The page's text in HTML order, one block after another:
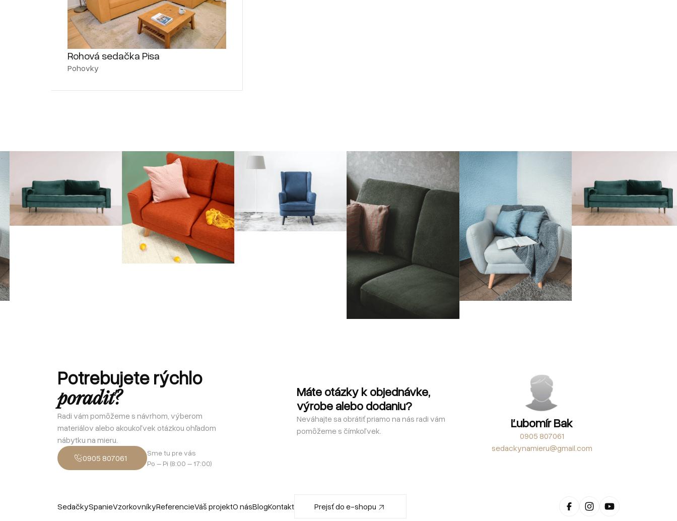
Rohová sedačka Pisa
Pohovky
Potrebujete rýchlo
poradiť?
Radi vám pomôžeme s návrhom, výberom
materiálov alebo akoukoľvek otázkou ohľadom
nábytku na mieru.
0905 807061
Sme tu pre vás
Po – Pi (8:00 – 17:00)
Máte otázky k objednávke,
výrobe alebo dodaniu?
Neváhajte sa obrátiť priamo na nás radi vám
pomôžeme s čímkoľvek.
Ľubomír Bak
0905 807061
sedackynamieru@gmail.com
SedačkySpanieVzorkovníkyReferencieVáš projektO násBlogKontakt Prejsť do e-shopu